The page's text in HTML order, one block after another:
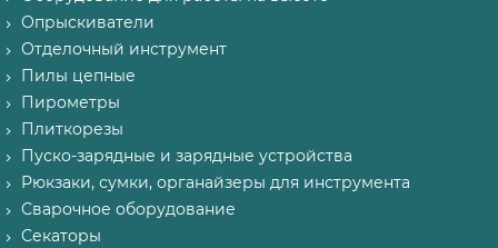
Опрыскиватели
Отделочный инструмент
Пилы цепные
Пирометры
Плиткорезы
Пуско-зарядные и зарядные устройства
Рюкзаки, сумки, органайзеры для инструмента
Сварочное оборудование
Секаторы